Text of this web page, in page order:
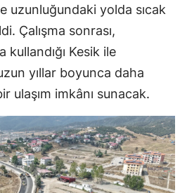
uzunluğundaki yolda sıcak
Çalışma sonrası,
kullandığı Kesik ile
yıllar boyunca daha
ulaşım imkânı sunacak.